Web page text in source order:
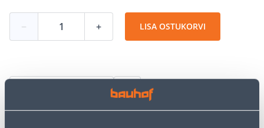
− + LISA OSTUKORVI